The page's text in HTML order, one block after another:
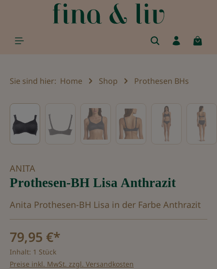
springen
Sie sind hier: Home Shop Prothesen BHs
Bildergalerie überspringen
ANITA
Prothesen-BH Lisa Anthrazit
Anita Prothesen-BH Lisa in der Farbe Anthrazit
79,95 €*
Inhalt: 1 Stück
Preise inkl. MwSt. zzgl. Versandkosten